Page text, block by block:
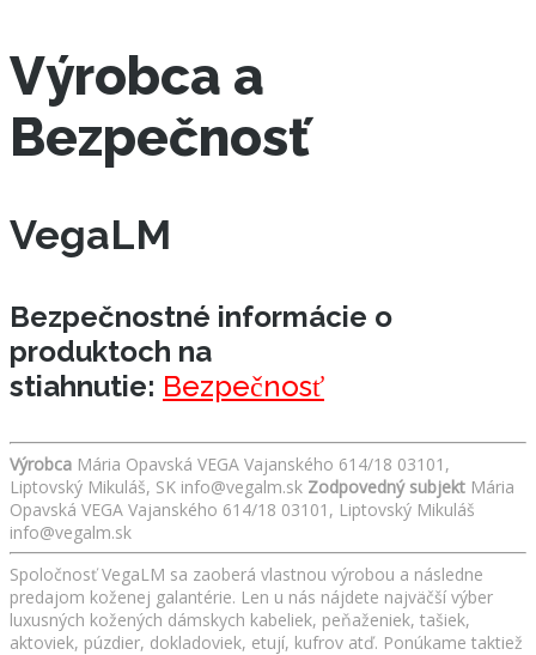
Výrobca a
Bezpečnosť
VegaLM
Bezpečnostné informácie o
produktoch na
stiahnutie: Bezpečnosť
Výrobca Mária Opavská VEGA Vajanského 614/18 03101,
Liptovský Mikuláš, SK info@vegalm.sk Zodpovedný subjekt Mária
Opavská VEGA Vajanského 614/18 03101, Liptovský Mikuláš
info@vegalm.sk
Spoločnosť VegaLM sa zaoberá vlastnou výrobou a následne
predajom koženej galantérie. Len u nás nájdete najväčší výber
luxusných kožených dámskych kabeliek, peňaženiek, tašiek,
aktoviek, púzdier, dokladoviek, etují, kufrov atď. Ponúkame taktiež